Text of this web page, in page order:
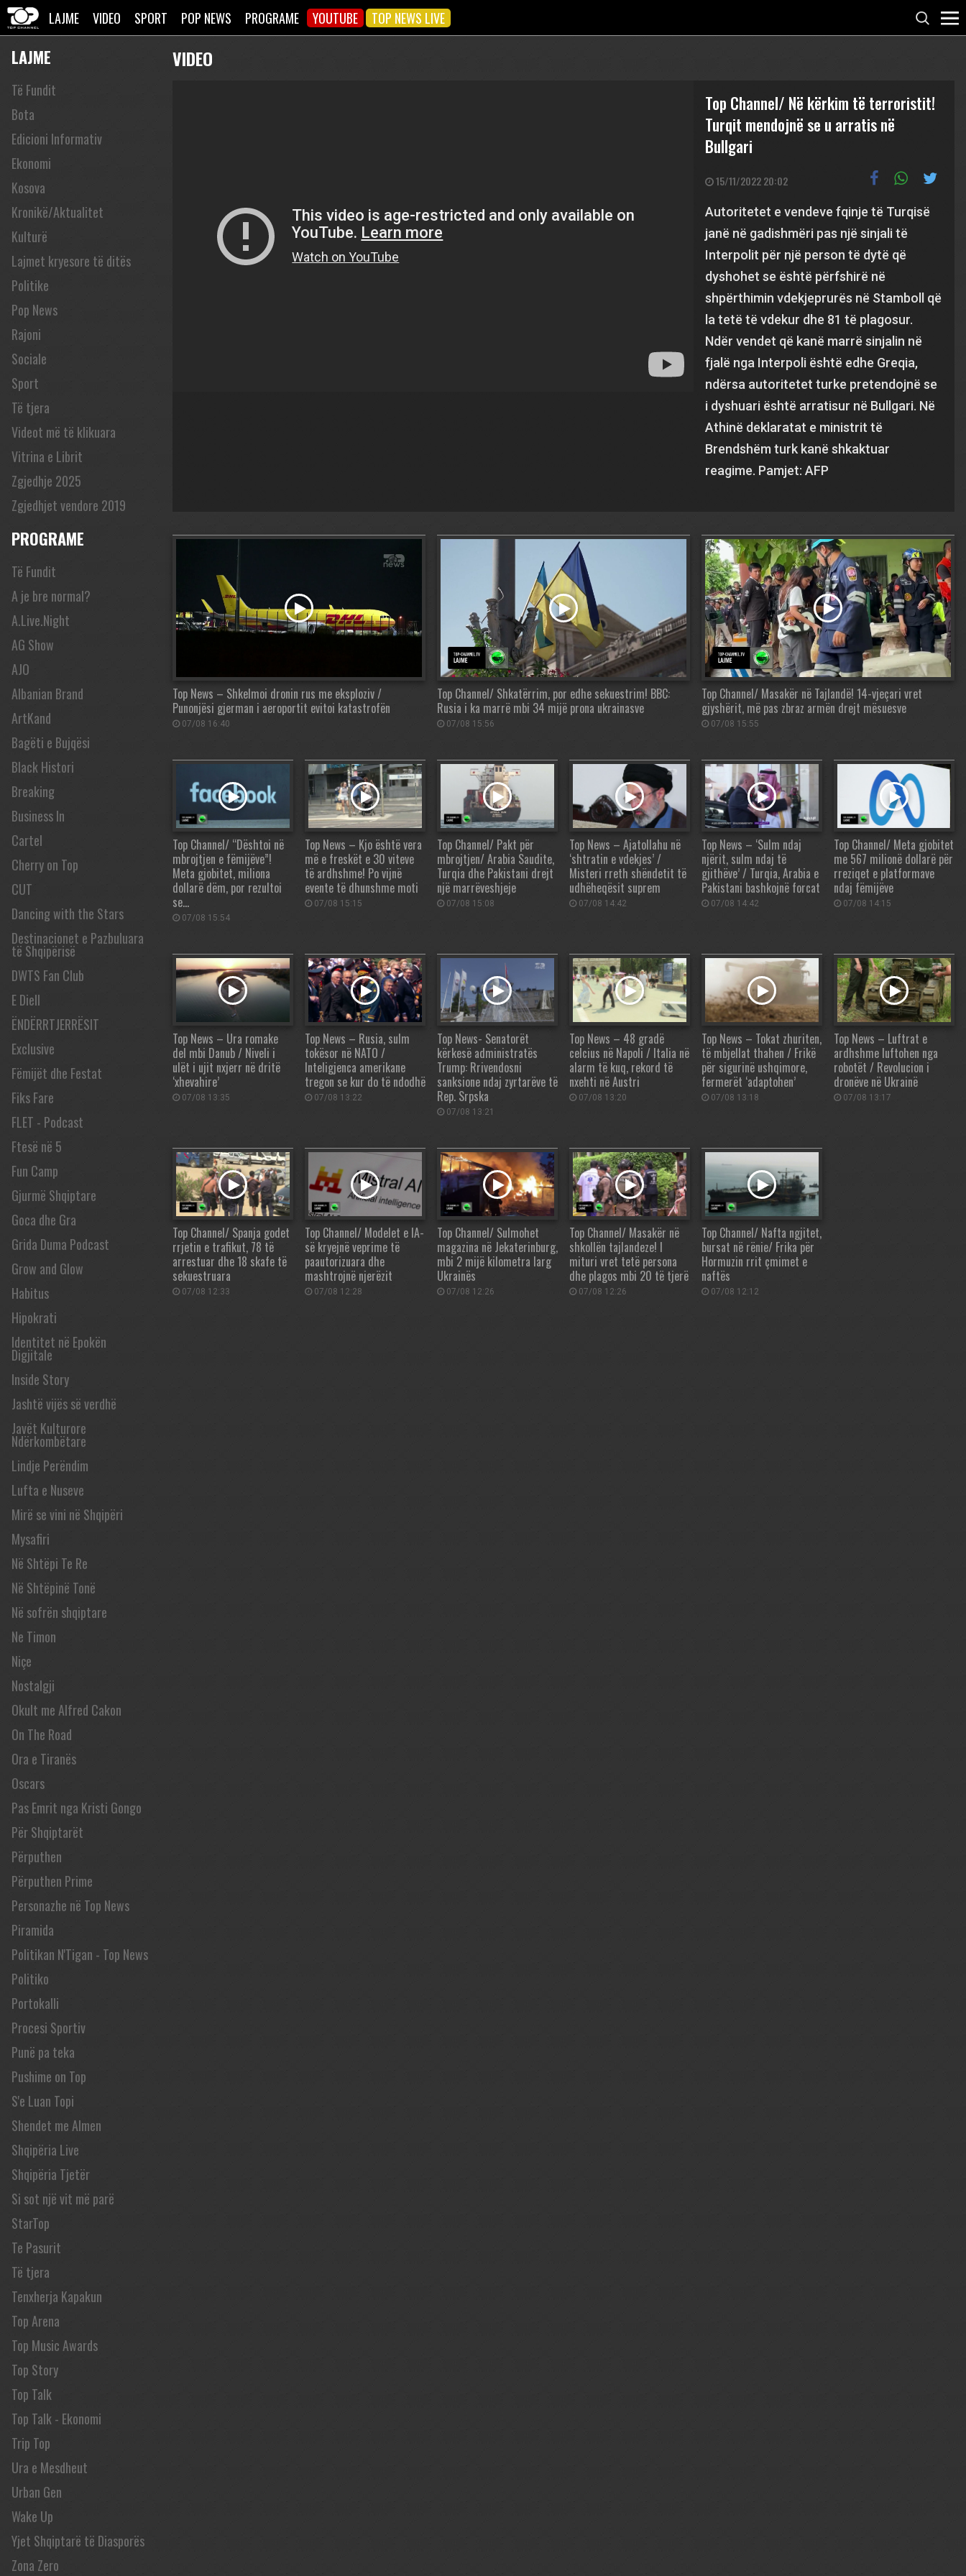
LAJME VIDEO SPORT POP NEWS PROGRAME YOUTUBE TOP NEWS LIVE
LAJME
Të Fundit
Bota
Edicioni Informativ
Ekonomi
Kosova
Kronikë/Aktualitet
Kulturë
Lajmet kryesore të ditës
Politike
Pop News
Rajoni
Sociale
Sport
Të tjera
Videot më të klikuara
Vitrina e Librit
Zgjedhje 2025
Zgjedhjet vendore 2019
PROGRAME
Të Fundit
A je bre normal?
A.Live.Night
AG Show
AJO
Albanian Brand
ArtKand
Bagëti e Bujqësi
Black Histori
Breaking
Business In
Cartel
Cherry on Top
CUT
Dancing with the Stars
Destinacionet e Pazbuluara
të Shqipërisë
DWTS Fan Club
E Diell
ËNDËRRTJERRËSIT
Exclusive
Fëmijët dhe Festat
Fiks Fare
FLET - Podcast
Ftesë në 5
Fun Camp
Gjurmë Shqiptare
Goca dhe Gra
Grida Duma Podcast
Grow and Glow
Habitus
Hipokrati
Identitet në Epokën
Digjitale
Inside Story
Jashtë vijës së verdhë
Javët Kulturore
Ndërkombëtare
Lindje Perëndim
Lufta e Nuseve
Mirë se vini në Shqipëri
Mysafiri
Në Shtëpi Te Re
Në Shtëpinë Tonë
Në sofrën shqiptare
Ne Timon
Niçe
Nostalgji
Okult me Alfred Cakon
On The Road
Ora e Tiranës
Oscars
Pas Emrit nga Kristi Gongo
Për Shqiptarët
Përputhen
Përputhen Prime
Personazhe në Top News
Piramida
Politikan N'Tigan - Top News
Politiko
Portokalli
Procesi Sportiv
Punë pa teka
Pushime on Top
S'e Luan Topi
Shendet me Almen
Shqipëria Live
Shqipëria Tjetër
Si sot një vit më parë
StarTop
Te Pasurit
Të tjera
Tenxherja Kapakun
Top Arena
Top Music Awards
Top Story
Top Talk
Top Talk - Ekonomi
Trip Top
Ura e Mesdheut
Urban Gen
Wake Up
Yjet Shqiptarë të Diasporës
Zona Zero
VIDEO
Top Channel/ Në kërkim të terroristit!
Turqit mendojnë se u arratis në
Bullgari
15/11/2022 20:02
Autoritetet e vendeve fqinje të Turqisë
janë në gadishmëri pas një sinjali të
Interpolit për një person të dytë që
dyshohet se është përfshirë në
shpërthimin vdekjeprurës në Stamboll që
la tetë të vdekur dhe 81 të plagosur.
Ndër vendet që kanë marrë sinjalin në
fjalë nga Interpoli është edhe Greqia,
ndërsa autoritetet turke pretendojnë se
i dyshuari është arratisur në Bullgari. Në
Athinë deklaratat e ministrit të
Brendshëm turk kanë shkaktuar
reagime. Pamjet: AFP
Top News – Shkelmoi dronin rus me eksploziv /
Punonjësi gjerman i aeroportit evitoi katastrofën
07/08 16:40
Top Channel/ Shkatërrim, por edhe sekuestrim! BBC:
Rusia i ka marrë mbi 34 mijë prona ukrainasve
07/08 15:56
Top Channel/ Masakër në Tajlandë! 14-vjeçari vret
gjyshërit, më pas zbraz armën drejt mësuesve
07/08 15:55
Top Channel/ “Dështoi në
mbrojtjen e fëmijëve”!
Meta gjobitet, miliona
dollarë dëm, por rezultoi
se…
07/08 15:54
Top News – Kjo është vera
më e freskët e 30 viteve
të ardhshme! Po vijnë
evente të dhunshme moti
07/08 15:15
Top Channel/ Pakt për
mbrojtjen/ Arabia Saudite,
Turqia dhe Pakistani drejt
një marrëveshjeje
07/08 15:08
Top News – Ajatollahu në
‘shtratin e vdekjes’ /
Misteri rreth shëndetit të
udhëheqësit suprem
07/08 14:42
Top News – ‘Sulm ndaj
njërit, sulm ndaj të
gjithëve’ / Turqia, Arabia e
Pakistani bashkojnë forcat
07/08 14:42
Top Channel/ Meta gjobitet
me 567 milionë dollarë për
rreziqet e platformave
ndaj fëmijëve
07/08 14:15
Top News – Ura romake
del mbi Danub / Niveli i
ulët i ujit nxjerr në dritë
‘xhevahire’
07/08 13:35
Top News – Rusia, sulm
tokësor në NATO /
Inteligjenca amerikane
tregon se kur do të ndodhë
07/08 13:22
Top News- Senatorët
kërkesë administratës
Trump: Rrivendosni
sanksione ndaj zyrtarëve të
Rep. Srpska
07/08 13:21
Top News – 48 gradë
celcius në Napoli / Italia në
alarm të kuq, rekord të
nxehti në Austri
07/08 13:20
Top News – Tokat zhuriten,
të mbjellat thahen / Frikë
për sigurinë ushqimore,
fermerët ‘adaptohen’
07/08 13:18
Top News – Luftrat e
ardhshme luftohen nga
robotët / Revolucion i
dronëve në Ukrainë
07/08 13:17
Top Channel/ Spanja godet
rrjetin e trafikut, 78 të
arrestuar dhe 18 skafe të
sekuestruara
07/08 12:33
Top Channel/ Modelet e IA-
së kryejnë veprime të
paautorizuara dhe
mashtrojnë njerëzit
07/08 12:28
Top Channel/ Sulmohet
magazina në Jekaterinburg,
mbi 2 mijë kilometra larg
Ukrainës
07/08 12:26
Top Channel/ Masakër në
shkollën tajlandeze! I
mituri vret tetë persona
dhe plagos mbi 20 të tjerë
07/08 12:26
Top Channel/ Nafta ngjitet,
bursat në rënie/ Frika për
Hormuzin rrit çmimet e
naftës
07/08 12:12